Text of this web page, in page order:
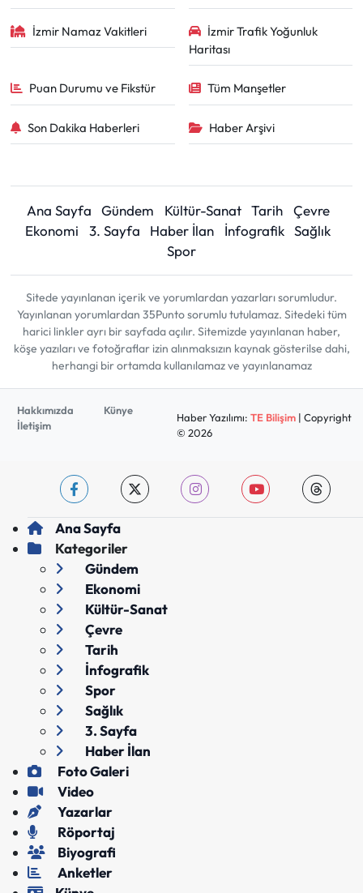
İzmir Namaz Vakitleri
İzmir Trafik Yoğunluk
Haritası
Puan Durumu ve Fikstür Tüm Manşetler
Son Dakika Haberleri Haber Arşivi
Ana Sayfa Gündem Kültür-Sanat Tarih
Çevre
Ekonomi
3. Sayfa Haber İlan İnfografik Sağlık
Spor
Sitede yayınlanan içerik ve yorumlardan yazarları sorumludur.
Yayınlanan yorumlardan 35Punto sorumlu tutulamaz. Sitedeki tüm
harici linkler ayrı bir sayfada açılır. Sitemizde yayınlanan haber,
köşe yazıları ve fotoğraflar izin alınmaksızın kaynak gösterilse dahi,
herhangi bir ortamda kullanılamaz ve yayınlanamaz
Hakkımızda
Künye
İletişim
Haber Yazılımı: TE Bilişim| Copyright
© 2026
Ana Sayfa
Kategoriler
Gündem
Ekonomi
Kültür-Sanat
Çevre
Tarih
İnfografik
Spor
Sağlık
3. Sayfa
Haber İlan
Foto Galeri
Video
Yazarlar
Röportaj
Biyografi
Anketler